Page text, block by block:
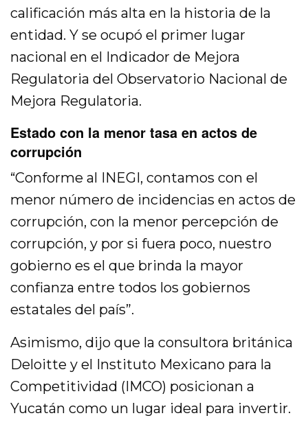
calificación más alta en la historia de la
entidad. Y se ocupó el primer lugar
nacional en el Indicador de Mejora
Regulatoria del Observatorio Nacional de
Mejora Regulatoria.
Estado con la menor tasa en actos de
corrupción
“Conforme al INEGI, contamos con el
menor número de incidencias en actos de
corrupción, con la menor percepción de
corrupción, y por si fuera poco, nuestro
gobierno es el que brinda la mayor
confianza entre todos los gobiernos
estatales del país”.
Asimismo, dijo que la consultora británica
Deloitte y el Instituto Mexicano para la
Competitividad (IMCO) posicionan a
Yucatán como un lugar ideal para invertir.